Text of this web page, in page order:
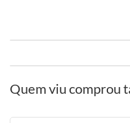
Quem viu comprou